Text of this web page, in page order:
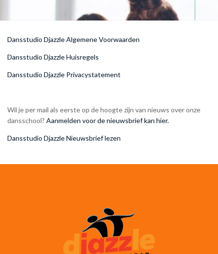
Dansstudio Djazzle Algemene Voorwaarden
Dansstudio Djazzle Huisregels
Dansstudio Djazzle Privacystatement
Wil je per mail als eerste op de hoogte zijn van nieuws over onze
dansschool? Aanmelden voor de nieuwsbrief kan hier.
Dansstudio Djazzle Nieuwsbrief lezen